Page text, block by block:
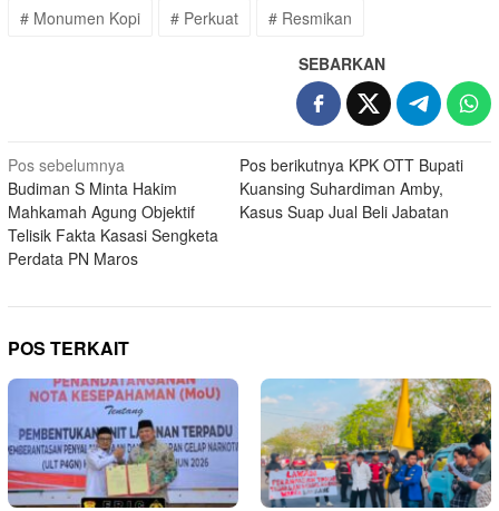
# Monumen Kopi # Perkuat # Resmikan
SEBARKAN
Navigasi
pos
Pos sebelumnya
Budiman S Minta Hakim
Mahkamah Agung Objektif
Telisik Fakta Kasasi Sengketa
Perdata PN Maros
Pos berikutnya KPK OTT Bupati
Kuansing Suhardiman Amby,
Kasus Suap Jual Beli Jabatan
POS TERKAIT